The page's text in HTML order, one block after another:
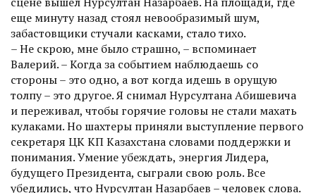
еще минуту назад стоял невообразимый шум,
забастовщики стучали касками, стало тихо.
– Не скрою, мне было страшно, – вспоминает
Валерий. – Когда за событием наблюдаешь со
стороны – это одно, а вот когда идешь в орущую
толпу – это другое. Я снимал Нурсултана Абишевича
и переживал, чтобы горячие головы не стали махать
кулаками. Но шахтеры приняли выступление первого
секретаря ЦК КП Казахстана словами поддержки и
понимания. Умение убеждать, энергия Лидера,
будущего Президента, сыграли свою роль. Все
убедились, что Нурсултан Назарбаев – человек слова.